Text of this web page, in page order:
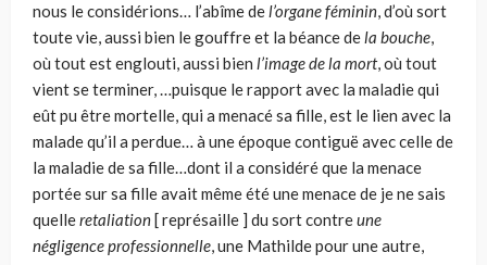
nous le considérions… l’abîme del’organe féminin, d’où sort
toute vie, aussi bien le gouffre et la béance dela bouche,
où tout est englouti, aussi bien l’image de la mort, où tout
vient se terminer, …puisque le rapport avec la maladie qui
eût pu être mortelle, qui a menacé sa fille, est le lien avec la
malade qu’il a perdue… à une époque contiguë avec celle de
la maladie de sa fille…dont il a considéré que la menace
por­tée sur sa fille avait même été une menace de je ne sais
quelleretaliation [ représaille ] du sort contreune
négligence professionnelle, une Mathilde pour une autre,